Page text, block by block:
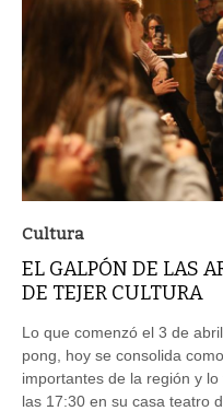
Cultura
EL GALPÓN DE LAS
DE TEJER CULTURA
Lo que comenzó el 3 de
pong, hoy se consolida
importantes de la región y
las 17:30 en su casa teatro